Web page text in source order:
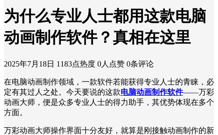
为什么专业人士都用这款电脑
动画制作软件？真相在这里
2025年7月18日 1183点热度 0人点赞 0条评论
在电脑动画制作领域，一款软件若能获得专业人士的青睐，必
定有其过人之处。今天要说的这款电脑动画制作软件——万彩
动画大师，便是众多专业人士的得力助手，其优势体现在多个
方面。
万彩动画大师操作界面十分友好，就算是刚接触动画制作的新